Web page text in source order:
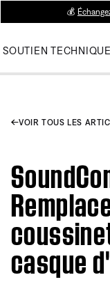
💰
SOUTIEN TECHNIQUE
VOIR TOUS LES
casque